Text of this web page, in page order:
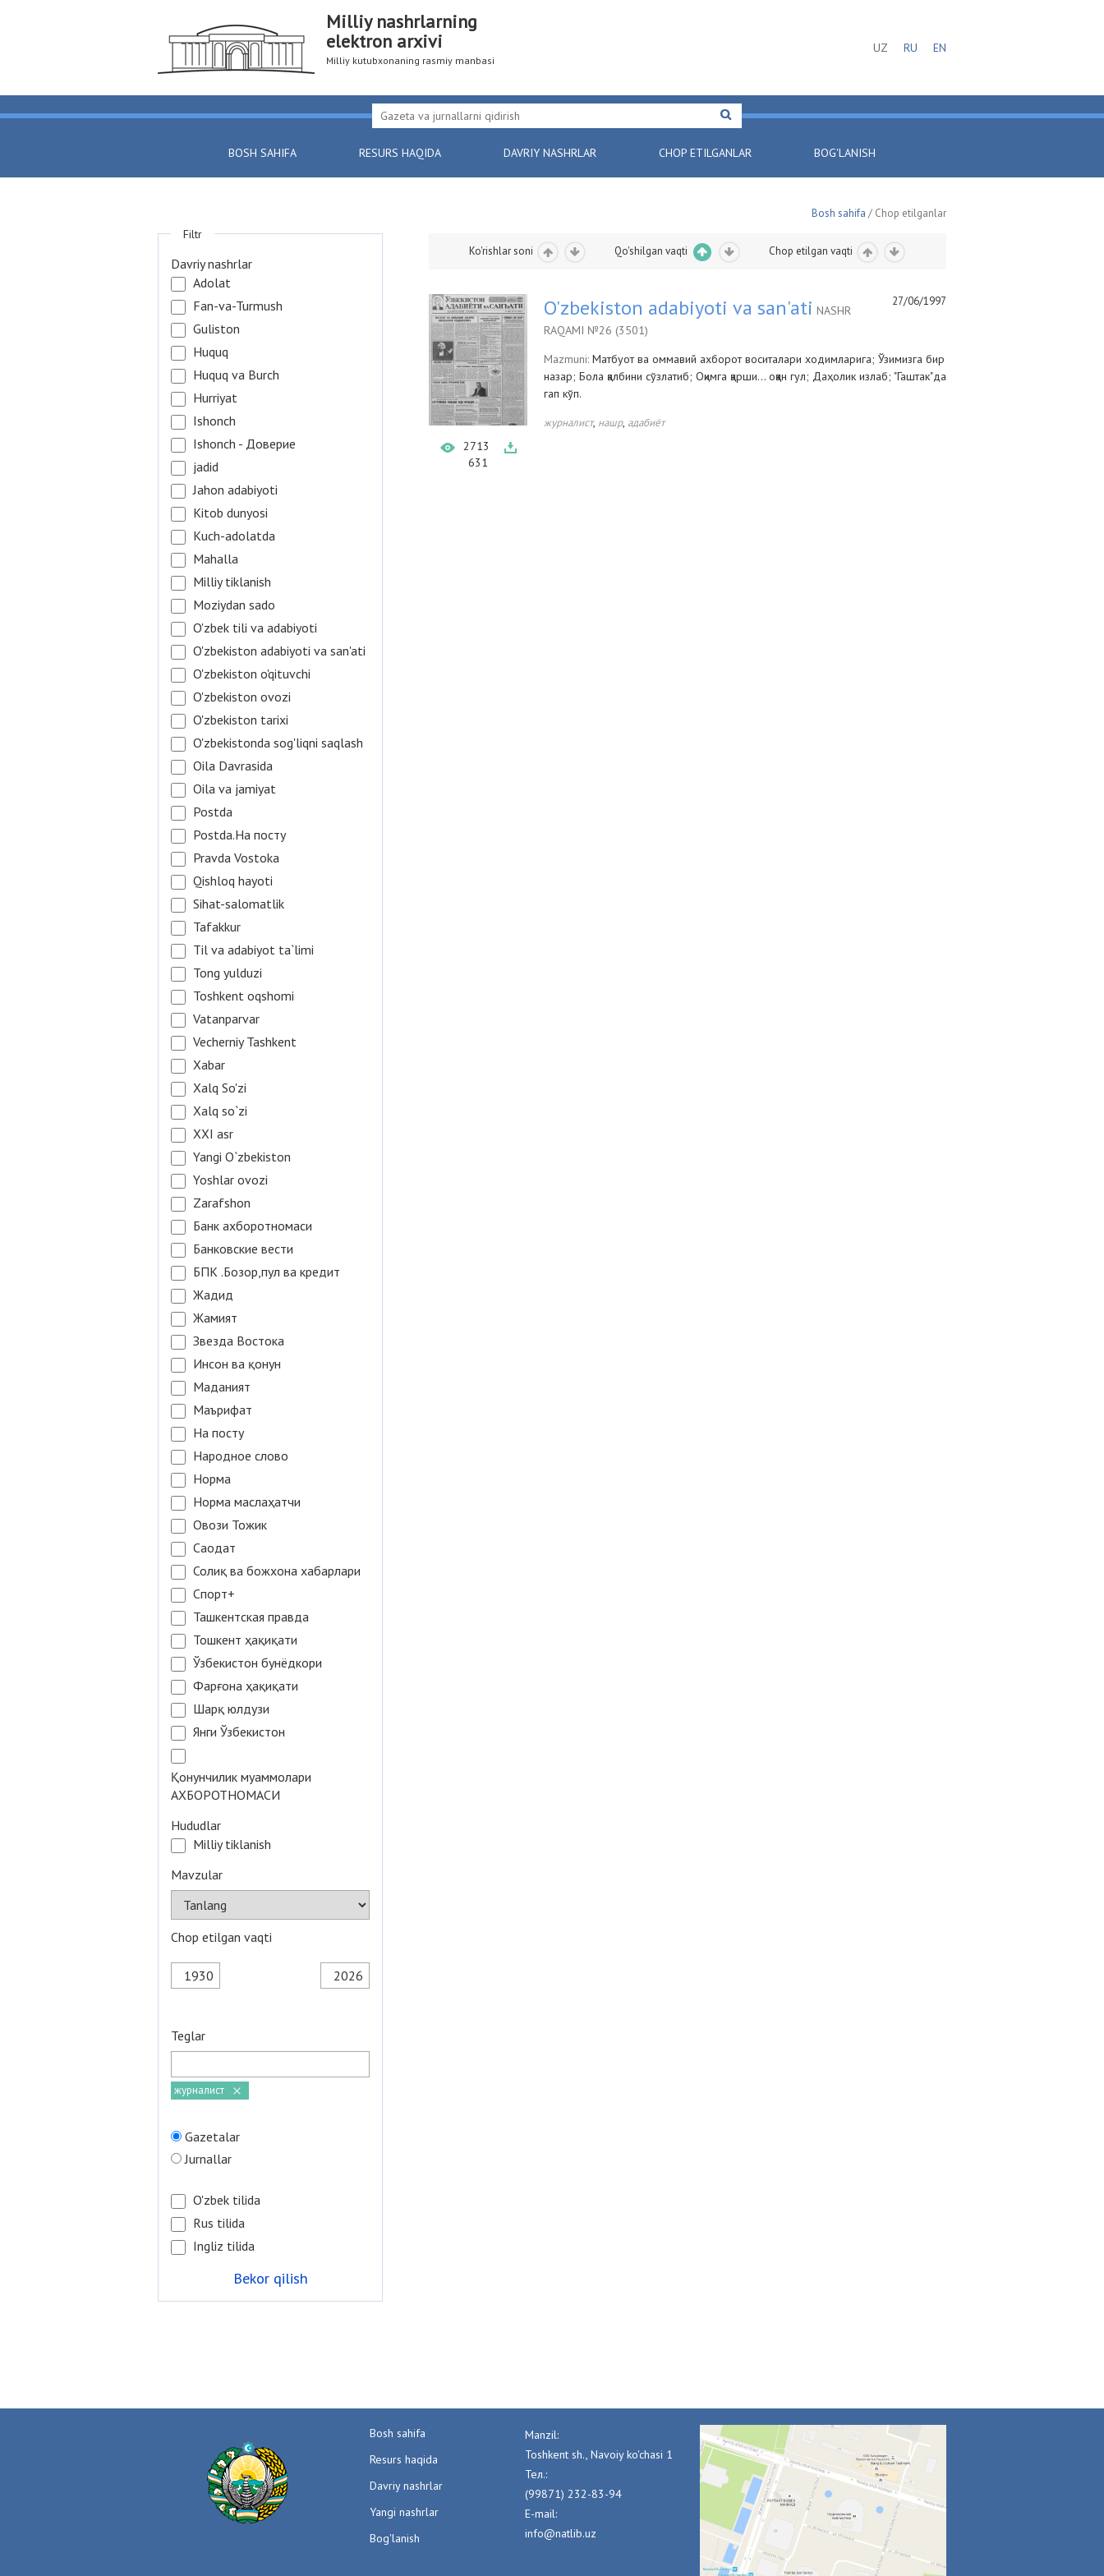
Milliy nashrlarning
elektron arxivi
Milliy kutubxonaning rasmiy manbasi
UZ RU EN
BOSH SAHIFA RESURS HAQIDA DAVRIY NASHRLAR CHOP ETILGANLAR BOG'LANISH
Bosh sahifa / Chop etilganlar
Ko'rishlar soni Qo'shilgan vaqti Chop etilgan vaqti
2713
631
27/06/1997
O'zbekiston adabiyoti va san'ati NASHR
RAQAMI №26 (3501)
Mazmuni: Матбуот ва оммавий ахборот воситалари ходимларига; Ўзимизга бир
назар; Бола қалбини сўзлатиб; Оқимга қарши... оққан гул; Даҳолик излаб; "Гаштак"да
гап кўп.
журналист, нашр, адабиёт
Filtr
Davriy nashrlar
Adolat
Fan-va-Turmush
Guliston
Huquq
Huquq va Burch
Hurriyat
Ishonch
Ishonch - Доверие
jadid
Jahon adabiyoti
Kitob dunyosi
Kuch-adolatda
Mahalla
Milliy tiklanish
Moziydan sado
O'zbek tili va adabiyoti
O'zbekiston adabiyoti va san'ati
O'zbekiston o'qituvchi
O'zbekiston ovozi
O'zbekiston tarixi
O'zbekistonda sog'liqni saqlash
Oila Davrasida
Oila va jamiyat
Postda
Postda.На посту
Pravda Vostoka
Qishloq hayoti
Sihat-salomatlik
Tafakkur
Til va adabiyot ta`limi
Tong yulduzi
Toshkent oqshomi
Vatanparvar
Vecherniy Tashkent
Xabar
Xalq So'zi
Xalq so`zi
XXI asr
Yangi O`zbekiston
Yoshlar ovozi
Zarafshon
Банк ахборотномаси
Банковские вести
БПК .Бозор,пул ва кредит
Жадид
Жамият
Звезда Востока
Инсон ва қонун
Маданият
Маърифат
На посту
Народное слово
Норма
Норма маслаҳатчи
Овози Тожик
Саодат
Солиқ ва божхона хабарлари
Спорт+
Ташкентская правда
Тошкент ҳақиқати
Ўзбекистон бунёдкори
Фарғона ҳақиқати
Шарқ юлдузи
Янги Ўзбекистон
Қонунчилик муаммолари
АХБОРОТНОМАСИ
Hududlar
Milliy tiklanish
Mavzular
Chop etilgan vaqti
Teglar
журналист
Gazetalar
Jurnallar
O'zbek tilida
Rus tilida
Ingliz tilida
Bekor qilish
Bosh sahifa
Resurs haqida
Davriy nashrlar
Yangi nashrlar
Bog'lanish
Manzil:
Toshkent sh., Navoiy ko'chasi 1
Тел.:
(99871) 232-83-94
E-mail:
info@natlib.uz